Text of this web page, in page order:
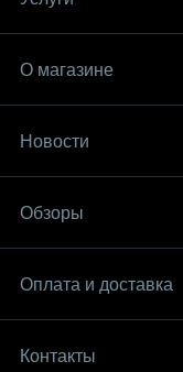
О магазине
Новости
Обзоры
Оплата и доставка
Контакты